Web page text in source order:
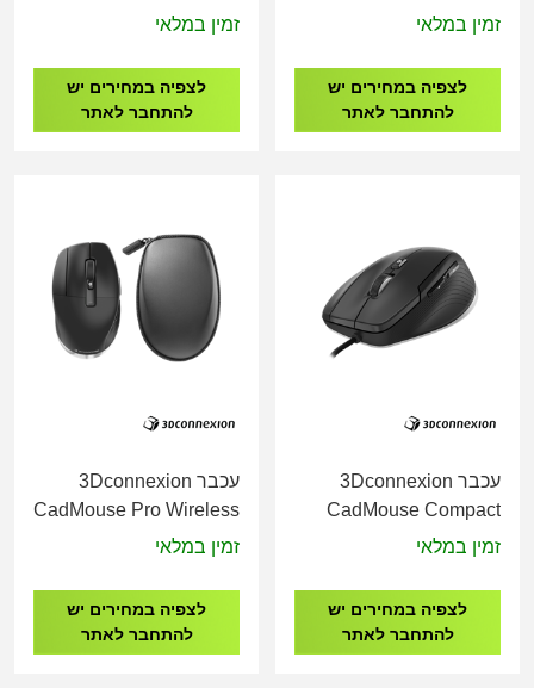
Wireless 3DX-700118
זמין במלאי
לצפיה במחירים יש
להתחבר לאתר
700080
זמין במלאי
לצפיה במחירים יש
להתחבר לאתר
עכבר 3Dconnexion
CadMouse Compact
3DX-700081
זמין במלאי
לצפיה במחירים יש
להתחבר לאתר
עכבר 3Dconnexion
CadMouse Pro Wireless
Left 3DX-700079
זמין במלאי
לצפיה במחירים יש
להתחבר לאתר